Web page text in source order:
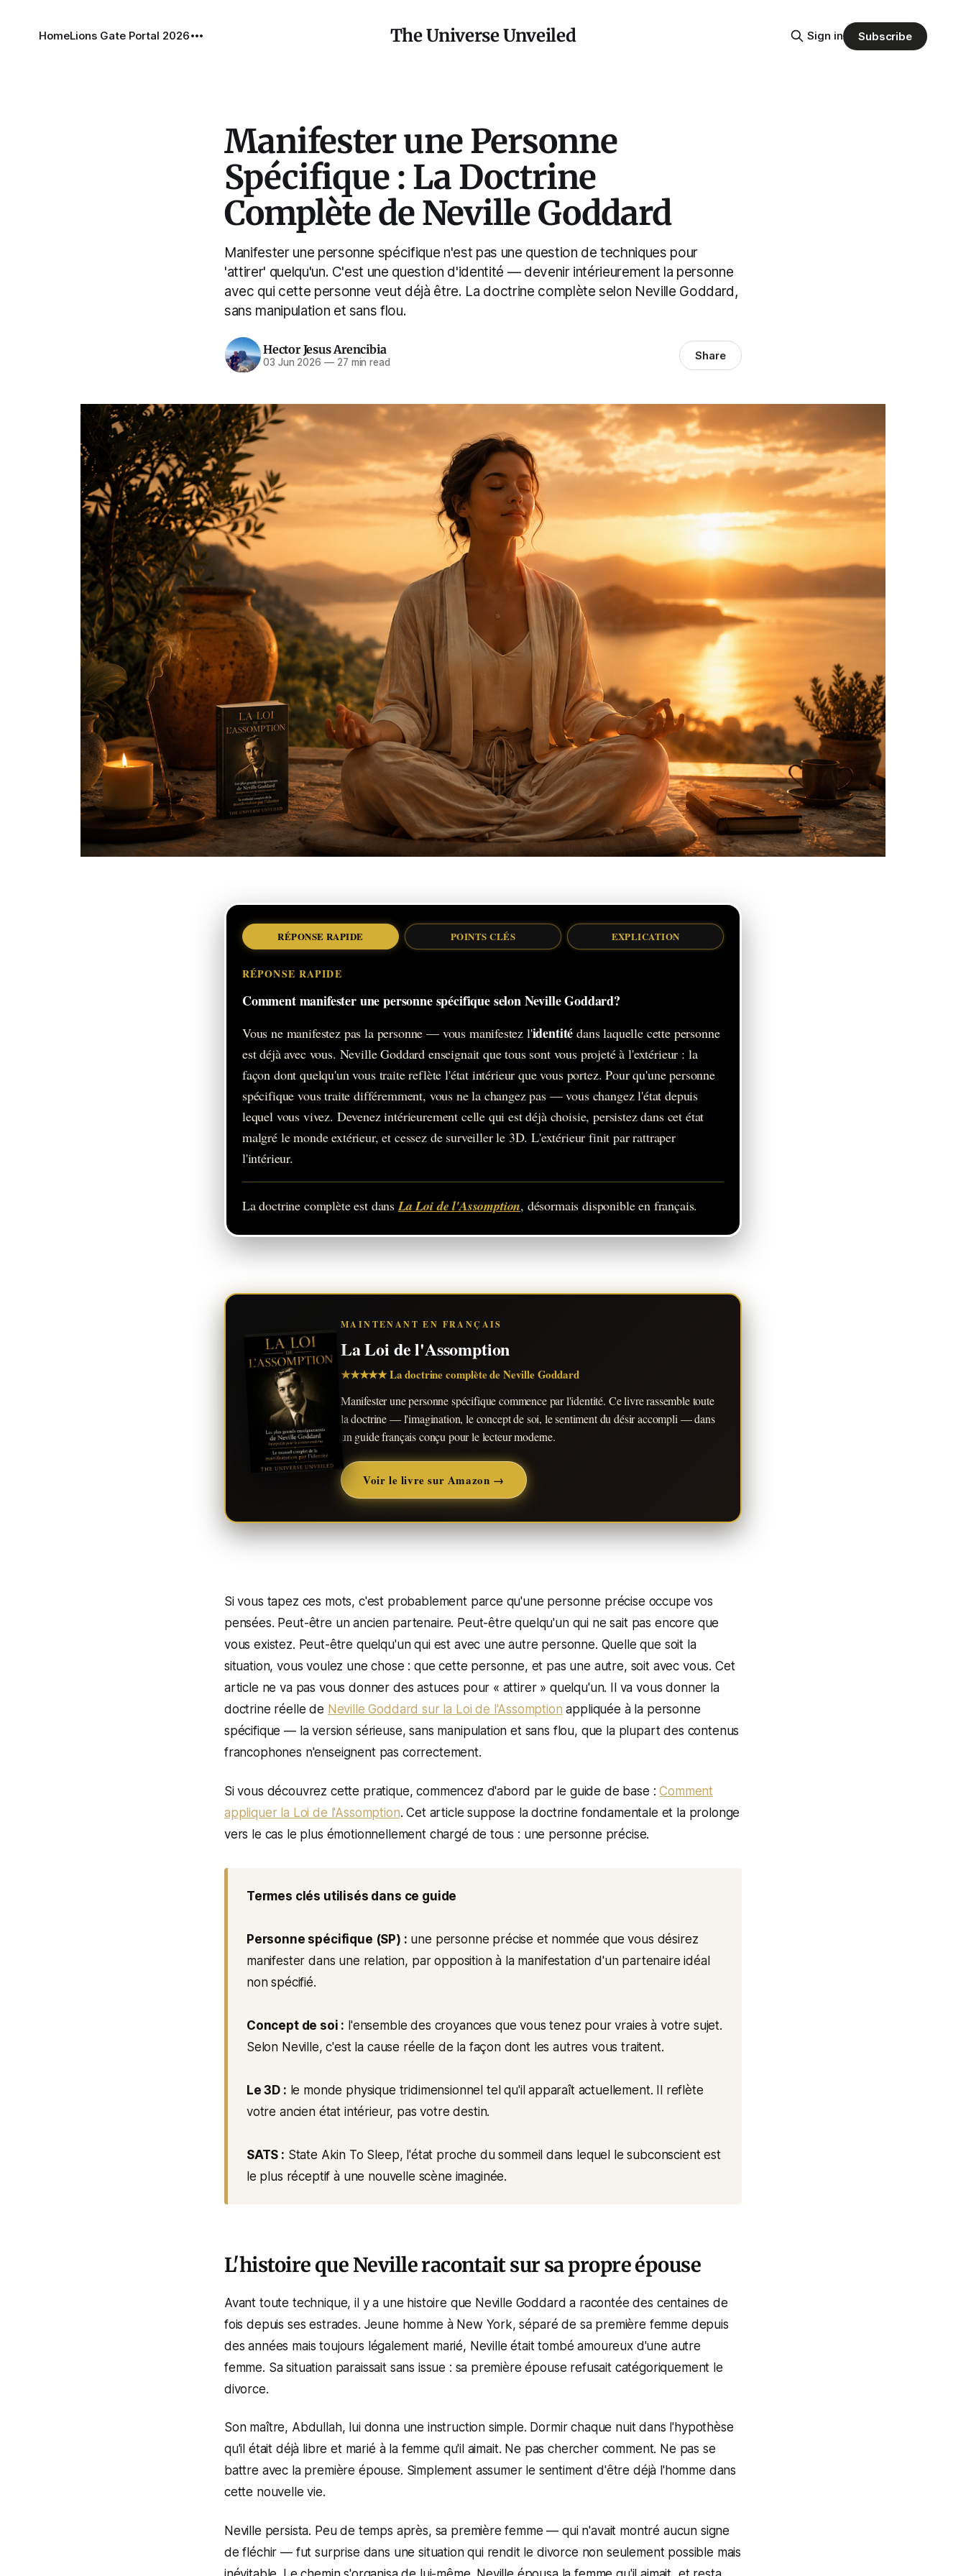
The Universe Unveiled
HomeLions Gate Portal 2026 Sign in Subscribe
Manifester une Personne
Spécifique : La Doctrine
Complète de Neville Goddard
Manifester une personne spécifique n'est pas une question de techniques pour
'attirer' quelqu'un. C'est une question d'identité — devenir intérieurement la personne
avec qui cette personne veut déjà être. La doctrine complète selon Neville Goddard,
sans manipulation et sans flou.
Hector Jesus Arencibia
03 Jun 2026 —27 min read Share
RÉPONSE RAPIDE POINTS CLÉS EXPLICATION
RÉPONSE RAPIDE
Comment manifester une personne spécifique selon Neville Goddard?
Vous ne manifestez pas la personne — vous manifestez l'identité dans laquelle cette personne
est déjà avec vous. Neville Goddard enseignait que tous sont vous projeté à l'extérieur : la
façon dont quelqu'un vous traite reflète l'état intérieur que vous portez. Pour qu'une personne
spécifique vous traite différemment, vous ne la changez pas — vous changez l'état depuis
lequel vous vivez. Devenez intérieurement celle qui est déjà choisie, persistez dans cet état
malgré le monde extérieur, et cessez de surveiller le 3D. L'extérieur finit par rattraper
l'intérieur.
La doctrine complète est dansLa Loi de l'Assomption, désormais disponible en français.
MAINTENANT EN FRANÇAIS
La Loi de l'Assomption
★★★★★ La doctrine complète de Neville Goddard
Manifester une personne spécifique commence par l'identité. Ce livre rassemble toute
la doctrine — l'imagination, le concept de soi, le sentiment du désir accompli — dans
un guide français conçu pour le lecteur moderne.
Voir le livre sur Amazon →
Si vous tapez ces mots, c'est probablement parce qu'une personne précise occupe vos
pensées. Peut-être un ancien partenaire. Peut-être quelqu'un qui ne sait pas encore que
vous existez. Peut-être quelqu'un qui est avec une autre personne. Quelle que soit la
situation, vous voulez une chose : que cette personne, et pas une autre, soit avec vous. Cet
article ne va pas vous donner des astuces pour « attirer » quelqu'un. Il va vous donner la
doctrine réelle de Neville Goddard sur la Loi de l'Assomption appliquée à la personne
spécifique — la version sérieuse, sans manipulation et sans flou, que la plupart des contenus
francophones n'enseignent pas correctement.
Si vous découvrez cette pratique, commencez d'abord par le guide de base :Comment
appliquer la Loi de l'Assomption. Cet article suppose la doctrine fondamentale et la prolonge
vers le cas le plus émotionnellement chargé de tous : une personne précise.
Termes clés utilisés dans ce guide
Personne spécifique (SP) : une personne précise et nommée que vous désirez
manifester dans une relation, par opposition à la manifestation d'un partenaire idéal
non spécifié.
Concept de soi : l'ensemble des croyances que vous tenez pour vraies à votre sujet.
Selon Neville, c'est la cause réelle de la façon dont les autres vous traitent.
Le 3D : le monde physique tridimensionnel tel qu'il apparaît actuellement. Il reflète
votre ancien état intérieur, pas votre destin.
SATS : State Akin To Sleep, l'état proche du sommeil dans lequel le subconscient est
le plus réceptif à une nouvelle scène imaginée.
L'histoire que Neville racontait sur sa propre épouse
Avant toute technique, il y a une histoire que Neville Goddard a racontée des centaines de
fois depuis ses estrades. Jeune homme à New York, séparé de sa première femme depuis
des années mais toujours légalement marié, Neville était tombé amoureux d'une autre
femme. Sa situation paraissait sans issue : sa première épouse refusait catégoriquement le
divorce.
Son maître, Abdullah, lui donna une instruction simple. Dormir chaque nuit dans l'hypothèse
qu'il était déjà libre et marié à la femme qu'il aimait. Ne pas chercher comment. Ne pas se
battre avec la première épouse. Simplement assumer le sentiment d'être déjà l'homme dans
cette nouvelle vie.
Neville persista. Peu de temps après, sa première femme — qui n'avait montré aucun signe
de fléchir — fut surprise dans une situation qui rendit le divorce non seulement possible mais